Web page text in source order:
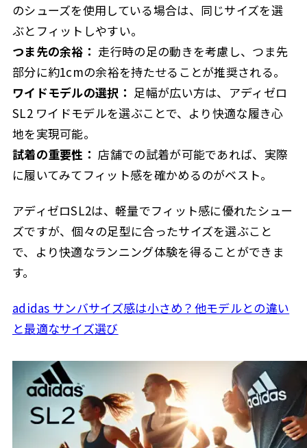
のシューズを使用している場合は、同じサイズを選
ぶとフィットしやすい。
つま先の余裕： 走行時の足の動きを考慮し、つま先
部分に約1cmの余裕を持たせることが推奨される。
ワイドモデルの選択： 足幅が広い方は、アディゼロ
SL2 ワイドモデルを選ぶことで、より快適な履き心
地を実現可能。
試着の重要性： 店舗での試着が可能であれば、実際
に履いてみてフィット感を確かめるのがベスト。
アディゼロSL2は、軽量でフィット感に優れたシュー
ズですが、個々の足型に合ったサイズを選ぶこと
で、より快適なランニング体験を得ることができま
す。
adidas サンバサイズ感は小さめ？他モデルとの違い
と最適なサイズ選び